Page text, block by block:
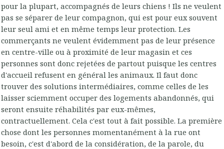
pour la plupart, accompagnés de leurs chiens ! Ils ne veulent
pas se séparer de leur compagnon, qui est pour eux souvent
leur seul ami et en même temps leur protection. Les
commerçants ne veulent évidemment pas de leur présence
en centre-ville ou à proximité de leur magasin et ces
personnes sont donc rejetées de partout puisque les centres
d'accueil refusent en général les animaux. Il faut donc
trouver des solutions intermédiaires, comme celles de les
laisser sciemment occuper des logements abandonnés, qui
seront ensuite réhabilités par eux-mêmes,
contractuellement. Cela c'est tout à fait possible. La première
chose dont les personnes momentanément à la rue ont
besoin, c'est d'abord de la considération, de la parole, du